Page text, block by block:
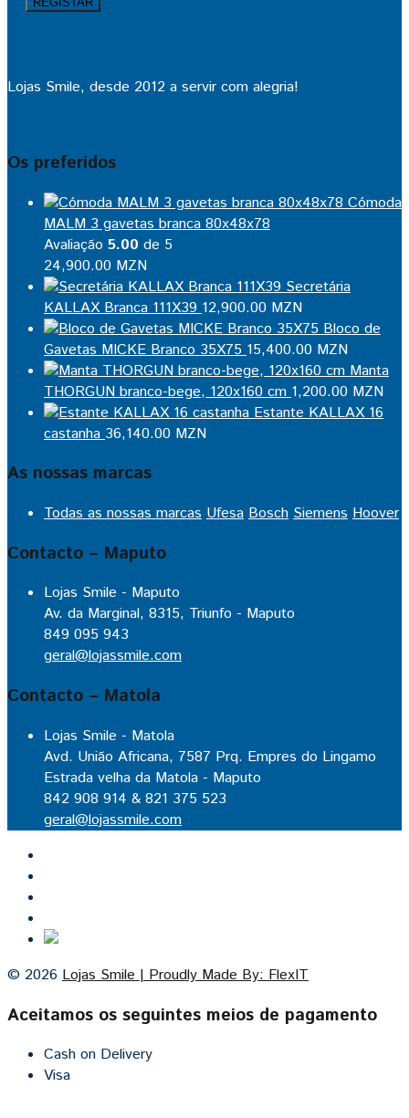
Lojas Smile, desde 2012 a servir com alegria!
Os preferidos
Cómoda
MALM 3 gavetas branca 80x48x78
Avaliação 5.00 de 5
24,900.00 MZN
Secretária
KALLAX Branca 111X39 12,900.00 MZN
Bloco de
Gavetas MICKE Branco 35X75 15,400.00 MZN
Manta
THORGUN branco-bege, 120x160 cm 1,200.00 MZN
Estante KALLAX 16
castanha 36,140.00 MZN
As nossas marcas
Todas as nossas marcas Ufesa Bosch Siemens Hoover
Contacto – Maputo
Lojas Smile - Maputo
Av. da Marginal, 8315, Triunfo - Maputo
849 095 943
geral@lojassmile.com
Contacto – Matola
Lojas Smile - Matola
Avd. União Africana, 7587 Prq. Empres do Lingamo
Estrada velha da Matola - Maputo
842 908 914 & 821 375 523
geral@lojassmile.com
© 2026 Lojas Smile | Proudly Made By: FlexIT
Aceitamos os seguintes meios de pagamento
Cash on Delivery
Visa